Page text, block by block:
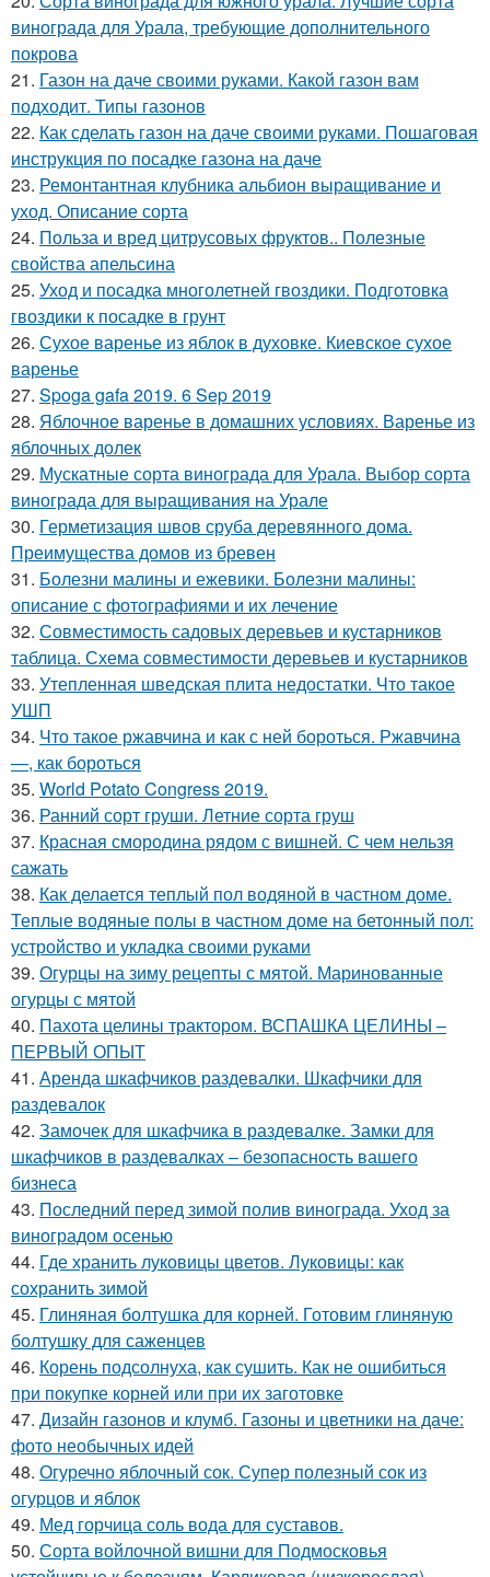
винограда для Урала, требующие дополнительного
покрова
21. Газон на даче своими руками. Какой газон вам
подходит. Типы газонов
22. Как сделать газон на даче своими руками. Пошаговая
инструкция по посадке газона на даче
23. Ремонтантная клубника альбион выращивание и
уход. Описание сорта
24. Польза и вред цитрусовых фруктов.. Полезные
свойства апельсина
25. Уход и посадка многолетней гвоздики. Подготовка
гвоздики к посадке в грунт
26. Сухое варенье из яблок в духовке. Киевское сухое
варенье
27. Spoga gafa 2019. 6 Sep 2019
28. Яблочное варенье в домашних условиях. Варенье из
яблочных долек
29. Мускатные сорта винограда для Урала. Выбор сорта
винограда для выращивания на Урале
30. Герметизация швов сруба деревянного дома.
Преимущества домов из бревен
31. Болезни малины и ежевики. Болезни малины:
описание с фотографиями и их лечение
32. Совместимость садовых деревьев и кустарников
таблица. Схема совместимости деревьев и кустарников
33. Утепленная шведская плита недостатки. Что такое
УШП
34. Что такое ржавчина и как с ней бороться. Ржавчина
—, как бороться
35. World Potato Congress 2019.
36. Ранний сорт груши. Летние сорта груш
37. Красная смородина рядом с вишней. С чем нельзя
сажать
38. Как делается теплый пол водяной в частном доме.
Теплые водяные полы в частном доме на бетонный пол:
устройство и укладка своими руками
39. Огурцы на зиму рецепты с мятой. Маринованные
огурцы с мятой
40. Пахота целины трактором. ВСПАШКА ЦЕЛИНЫ –
ПЕРВЫЙ ОПЫТ
41. Аренда шкафчиков раздевалки. Шкафчики для
раздевалок
42. Замочек для шкафчика в раздевалке. Замки для
шкафчиков в раздевалках – безопасность вашего
бизнеса
43. Последний перед зимой полив винограда. Уход за
виноградом осенью
44. Где хранить луковицы цветов. Луковицы: как
сохранить зимой
45. Глиняная болтушка для корней. Готовим глиняную
болтушку для саженцев
46. Корень подсолнуха, как сушить. Как не ошибиться
при покупке корней или при их заготовке
47. Дизайн газонов и клумб. Газоны и цветники на даче:
фото необычных идей
48. Огуречно яблочный сок. Супер полезный сок из
огурцов и яблок
49. Мед горчица соль вода для суставов.
50. Сорта войлочной вишни для Подмосковья